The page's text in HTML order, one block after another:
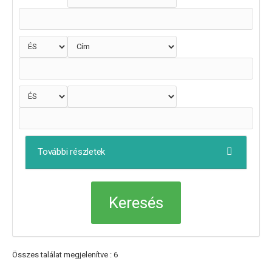
További részletek
Összes találat megjelenítve : 6